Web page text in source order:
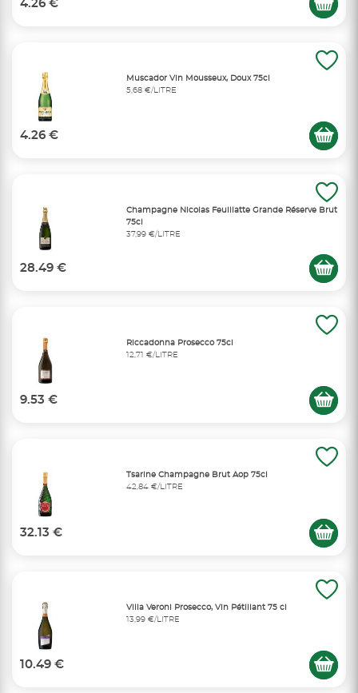
4.26 €
Muscador Vin Mousseux, Doux 75cl
5,68 €/LITRE
4.26 €
Champagne Nicolas Feuillatte Grande Réserve Brut
75cl
37,99 €/LITRE
28.49 €
Riccadonna Prosecco 75cl
12,71 €/LITRE
9.53 €
Tsarine Champagne Brut Aop 75cl
42,84 €/LITRE
32.13 €
Villa Veroni Prosecco, Vin Pétillant 75 cl
13,99 €/LITRE
10.49 €